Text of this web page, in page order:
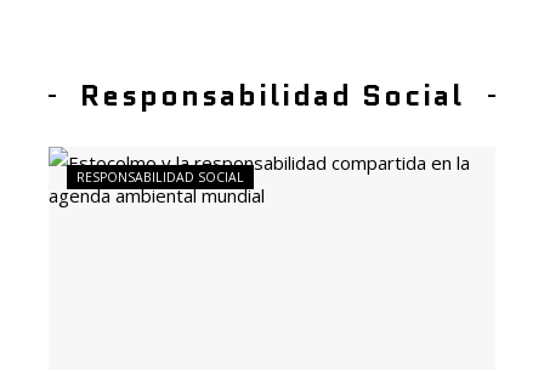
Responsabilidad Social
RESPONSABILIDAD SOCIAL